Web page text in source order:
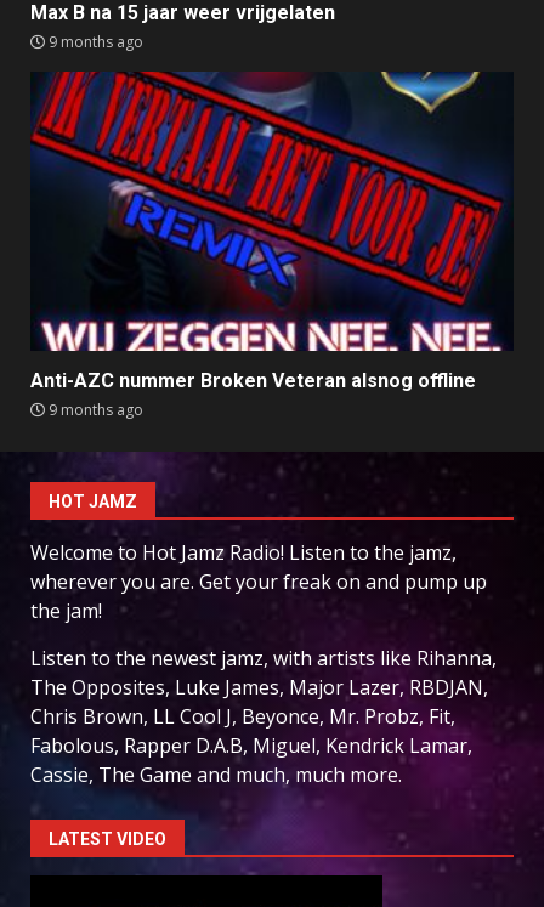
Max B na 15 jaar weer vrijgelaten
9 months ago
Anti-AZC nummer Broken Veteran alsnog offline
9 months ago
HOT JAMZ
Welcome to Hot Jamz Radio! Listen to the jamz,
wherever you are. Get your freak on and pump up
the jam!
Listen to the newest jamz, with artists like Rihanna,
The Opposites, Luke James, Major Lazer, RBDJAN,
Chris Brown, LL Cool J, Beyonce, Mr. Probz, Fit,
Fabolous, Rapper D.A.B, Miguel, Kendrick Lamar,
Cassie, The Game and much, much more.
LATEST VIDEO